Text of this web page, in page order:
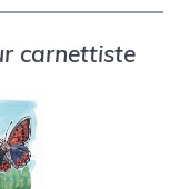
carnettiste